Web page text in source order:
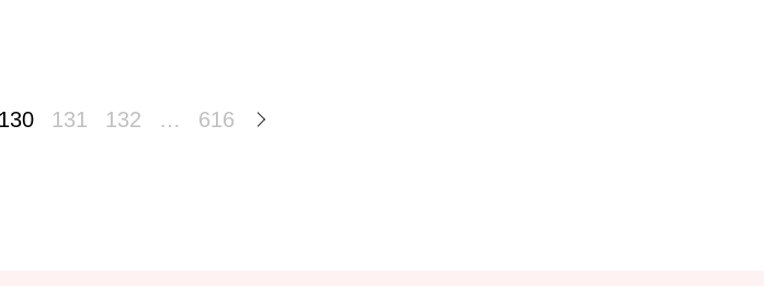
130 131 132 … 616